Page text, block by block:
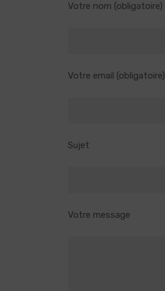
Votre nom (obligatoire)
Votre email (obligatoire)
Sujet
Votre message